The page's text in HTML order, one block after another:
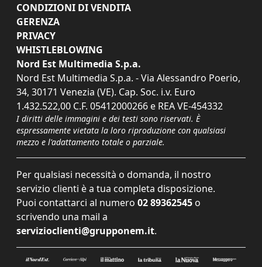
CONDIZIONI DI VENDITA
GERENZA
PRIVACY
WHISTLEBLOWING
Nord Est Multimedia S.p.a.
Nord Est Multimedia S.p.a. - Via Alessandro Poerio,
34, 30171 Venezia (VE). Cap. Soc. i.v. Euro
1.432.522,00 C.F. 05412000266 e REA VE-454332
I diritti delle immagini e dei testi sono riservati. È
espressamente vietata la loro riproduzione con qualsiasi
mezzo e l'adattamento totale o parziale.
Per qualsiasi necessità o domanda, il nostro
servizio clienti è a tua completa disposizione.
Puoi contattarci al numero 02 89362545 o
scrivendo una mail a
servizioclienti@grupponem.it.